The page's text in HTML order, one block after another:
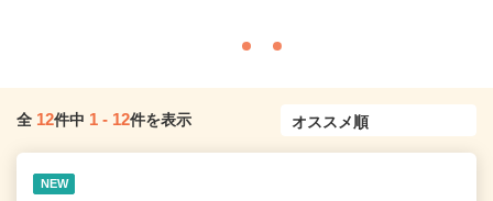
全 12件中 1 - 12件を表示
NEW